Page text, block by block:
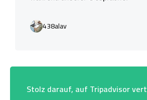
438alav
Stolz darauf, auf Tripadvisor